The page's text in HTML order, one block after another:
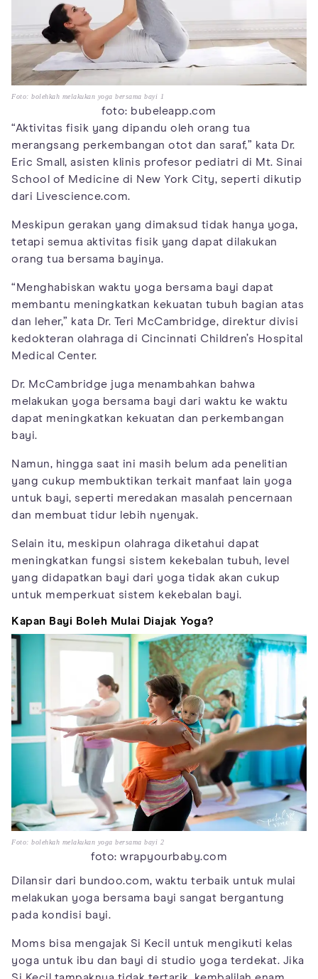
Foto: bolehkah melakukan yoga bersama bayi 1
foto: bubeleapp.com
“Aktivitas fisik yang dipandu oleh orang tua
merangsang perkembangan otot dan saraf,” kata Dr.
Eric Small, asisten klinis profesor pediatri di Mt. Sinai
School of Medicine di New York City, seperti dikutip
dari Livescience.com.
Meskipun gerakan yang dimaksud tidak hanya yoga,
tetapi semua aktivitas fisik yang dapat dilakukan
orang tua bersama bayinya.
“Menghabiskan waktu yoga bersama bayi dapat
membantu meningkatkan kekuatan tubuh bagian atas
dan leher,” kata Dr. Teri McCambridge, direktur divisi
kedokteran olahraga di Cincinnati Children’s Hospital
Medical Center.
Dr. McCambridge juga menambahkan bahwa
melakukan yoga bersama bayi dari waktu ke waktu
dapat meningkatkan kekuatan dan perkembangan
bayi.
Namun, hingga saat ini masih belum ada penelitian
yang cukup membuktikan terkait manfaat lain yoga
untuk bayi, seperti meredakan masalah pencernaan
dan membuat tidur lebih nyenyak.
Selain itu, meskipun olahraga diketahui dapat
meningkatkan fungsi sistem kekebalan tubuh, level
yang didapatkan bayi dari yoga tidak akan cukup
untuk memperkuat sistem kekebalan bayi.
Kapan Bayi Boleh Mulai Diajak Yoga?
Foto: bolehkah melakukan yoga bersama bayi 2
foto: wrapyourbaby.com
Dilansir dari bundoo.com, waktu terbaik untuk mulai
melakukan yoga bersama bayi sangat bergantung
pada kondisi bayi.
Moms bisa mengajak Si Kecil untuk mengikuti kelas
yoga untuk ibu dan bayi di studio yoga terdekat. Jika